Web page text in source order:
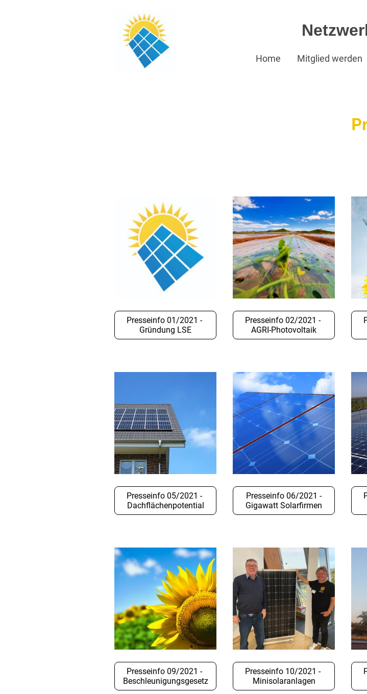
Home Mitglied werden
Presseinfo 01/2021 -
Gründung LSE
Presseinfo 02/2021 -
AGRI-Photovoltaik
Presseinfo 05/2021 -
Dachflächenpotential
Presseinfo 06/2021 -
Gigawatt Solarfirmen
Presseinfo 09/2021 -
Beschleunigungsgesetz
Presseinfo 10/2021 -
Minisolaranlagen